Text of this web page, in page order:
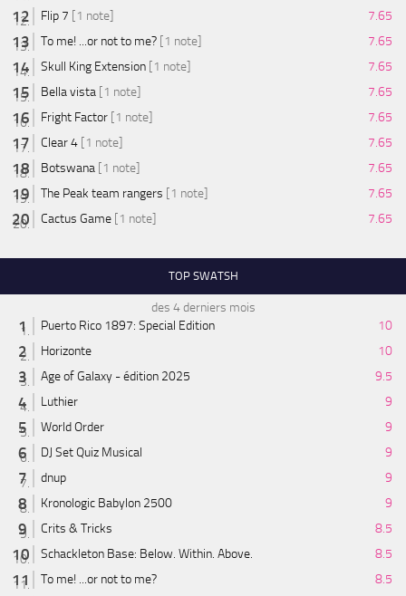
Flip 7 [1 note]
7.65
To me! ...or not to me? [1 note]
7.65
Skull King Extension [1 note]
7.65
Bella vista [1 note]
7.65
Fright Factor [1 note]
7.65
Clear 4 [1 note]
7.65
Botswana [1 note]
7.65
The Peak team rangers [1 note]
7.65
Cactus Game [1 note] 7.65
TOP SWATSH
des 4 derniers mois
Puerto Rico 1897: Special Edition
10
Horizonte
10
Age of Galaxy - édition 2025
9.5
Luthier
9
World Order
9
DJ Set Quiz Musical
9
dnup
9
Kronologic Babylon 2500
9
Crits & Tricks
8.5
Schackleton Base: Below. Within. Above.
8.5
To me! ...or not to me?
8.5